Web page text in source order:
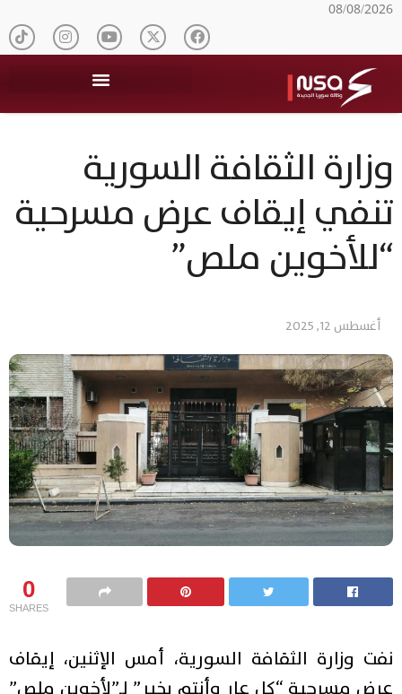
08/08/2026
وزارة الثقافة السورية
تنفي إيقاف عرض مسرحية
“للأخوين ملص”
أغسطس 12, 2025
0
SHARES
نفت وزارة الثقافة السورية، أمس الإثنين، إيقاف